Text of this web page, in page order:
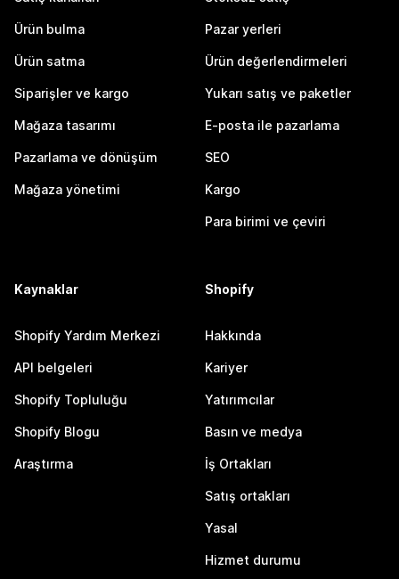
Ürün bulma
Ürün satma
Siparişler ve kargo
Mağaza tasarımı
Pazarlama ve dönüşüm
Mağaza yönetimi
Pazar yerleri
Ürün değerlendirmeleri
Yukarı satış ve paketler
E-posta ile pazarlama
SEO
Kargo
Para birimi ve çeviri
Kaynaklar
Shopify Yardım Merkezi
API belgeleri
Shopify Topluluğu
Shopify Blogu
Araştırma
Shopify
Hakkında
Kariyer
Yatırımcılar
Basın ve medya
İş Ortakları
Satış ortakları
Yasal
Hizmet durumu